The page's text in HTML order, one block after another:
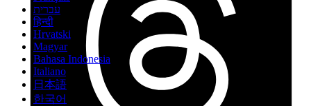
עברית
हिन्दी
Hrvatski
Magyar
Bahasa Indonesia
Italiano
日本語
한국어